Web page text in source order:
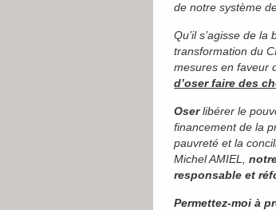
de notre système
Qu’il s’agisse de
transformation du
mesures en faveur
d’oser faire des
Oserlibérer le
financement de la
pauvreté et la
Michel AMIEL,
responsable et
Permettez-moi à